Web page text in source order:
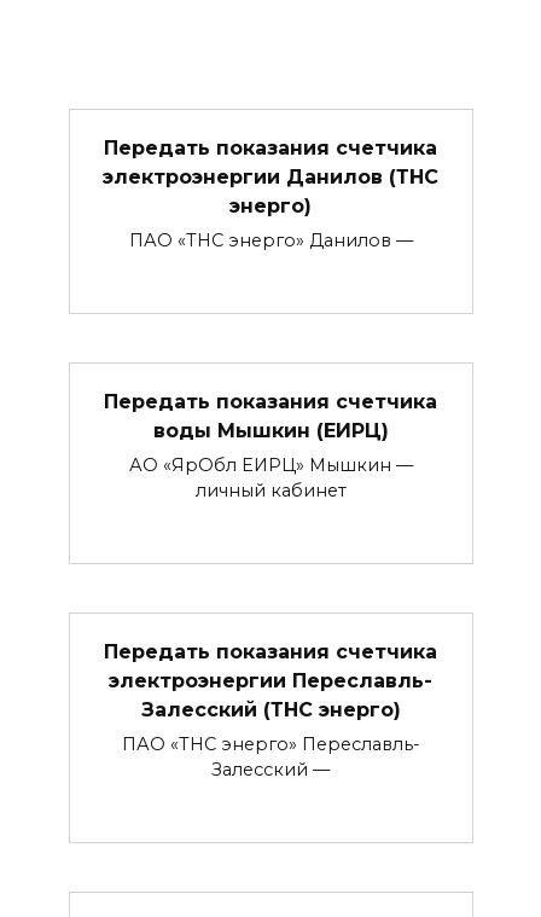
Передать показания счетчика
электроэнергии Данилов (ТНС
энерго)
ПАО «ТНС энерго» Данилов —
Передать показания счетчика
воды Мышкин (ЕИРЦ)
АО «ЯрОбл ЕИРЦ» Мышкин —
личный кабинет
Передать показания счетчика
электроэнергии Переславль-
Залесский (ТНС энерго)
ПАО «ТНС энерго» Переславль-
Залесский —